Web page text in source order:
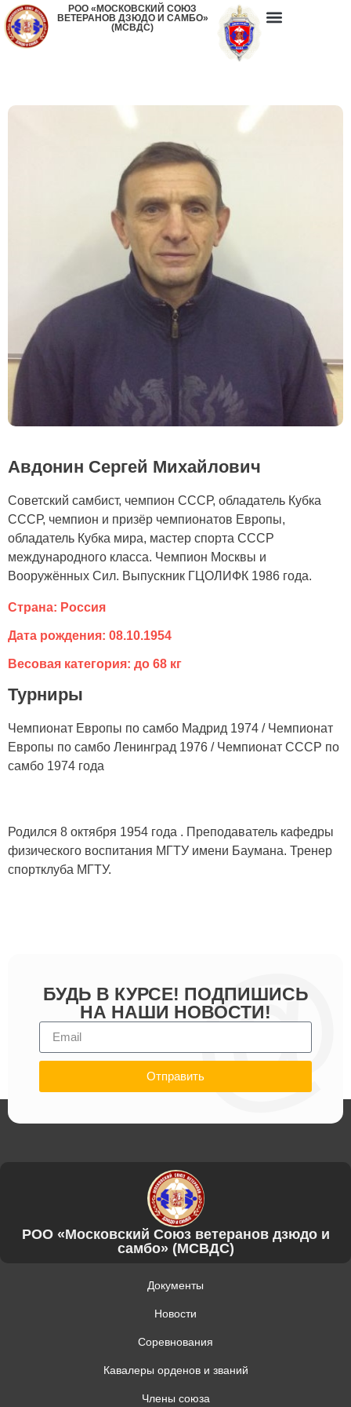
РОО «МОСКОВСКИЙ СОЮЗ
ВЕТЕРАНОВ ДЗЮДО И САМБО»
(МСВДС)
Авдонин Сергей Михайлович
Советский самбист, чемпион СССР, обладатель Кубка
СССР, чемпион и призёр чемпионатов Европы,
обладатель Кубка мира, мастер спорта СССР
международного класса. Чемпион Москвы и
Вооружённых Сил. Выпускник ГЦОЛИФК 1986 года.
Страна: Россия
Дата рождения: 08.10.1954
Весовая категория: до 68 кг
Турниры
Чемпионат Европы по самбо Мадрид 1974 / Чемпионат
Европы по самбо Ленинград 1976 / Чемпионат СССР по
самбо 1974 года
Родился 8 октября 1954 года . Преподаватель кафедры
физического воспитания МГТУ имени Баумана. Тренер
спортклуба МГТУ.
БУДЬ В КУРСЕ! ПОДПИШИСЬ
НА НАШИ НОВОСТИ!
Отправить
РОО «Московский Союз ветеранов дзюдо и
самбо» (МСВДС)
Документы
Новости
Соревнования
Кавалеры орденов и званий
Члены союза